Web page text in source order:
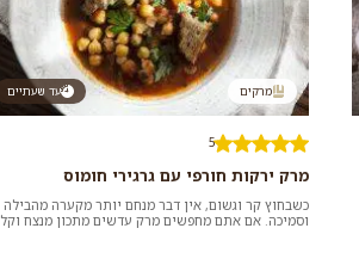
עד שעתיים מרקים
5
מרק ירקות חורפי עם גרגירי חומוס
כשבחוץ קר וגשום, אין דבר מנחם יותר מקערה מהבילה
וסמיכה. אם אתם מחפשים מרק עדשים מתכון מנצח וקל